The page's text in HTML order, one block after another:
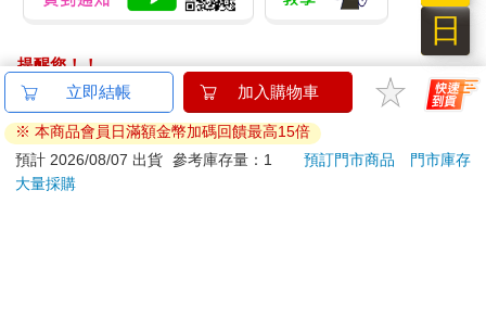
提醒您！！
金石堂及銀行均不會請您操作ATM! 如接獲電話要求您前往
ATM提款機，請不要聽從指示，以免受騙上當！
退換貨須知：
**提醒您，鑑賞期不等於試用期，退回商品須為全新狀態**
立即結帳 加入購物車
※ 本商品會員日滿額金幣加碼回饋最高15倍
預計 2026/08/07 出貨 參考庫存量：1 預訂門市商品
門市庫存
大量採購
日